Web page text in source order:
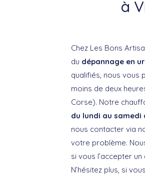
à
Chez Les Bons
du dépannage en
qualifiés, nous vous
moins de deux
Corse). Notre
du lundi au samedi
nous contacter via
votre problème.
si vous l’accepter
N’hésitez plus, si